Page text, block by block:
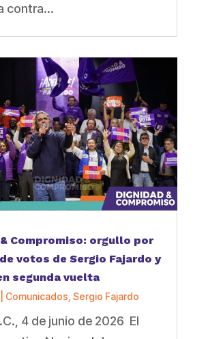
contra...
Compromiso: orgullo por
votos de Sergio Fajardo y
segunda vuelta
Comunicados Sergio Fajardo
4 de junio de 2026 El